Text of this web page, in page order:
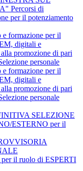
Percorsi di
per il potenziamento
e formazione per il
digitali e
promozione di pari
personale
e formazione per il
digitali e
promozione di pari
personale
SELEZIONE
ESTERNO per il
il ruolo di ESPERTI